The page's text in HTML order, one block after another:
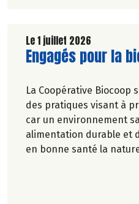
territoire. Nous y étions
nous.
Pascale Solana.
Le 1 juillet 2026
Lire la suite de
Engagés pour la
La Coopérative Biocoop
des pratiques visant à
car un environnement
alimentation durable et
en bonne santé la